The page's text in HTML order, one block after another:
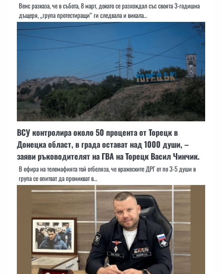
Венс разказа, че в събота, 8 март, докато се разхождал със своята 3-годишна
дъщеря, „група протестиращи“ ги следвала и викала…
ВСУ контролира около 50 процента от Торецк в
Донецка област, в града остават над 1000 души, –
заяви ръководителят на ГВА на Торецк Васил Чинчик.
В ефира на телемафията той отбеляза, че вражеските ДРГ от по 3-5 души в
група се опитват да проникват в…